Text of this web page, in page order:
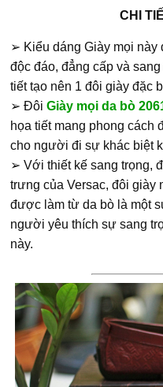
CHI
➢ Kiểu dáng Giày mọi này
độc đáo, đẳng cấp và
tiết tạo nên 1 đôi giày đặc
➢ Đôi Giày mọi da bò
họa tiết mang phong cách
cho người đi sự khác biệt
➢ Với thiết kế sang trọng,
trưng của Versac, đôi giày
được làm từ da bò là một
người yêu thích sự sang
này.